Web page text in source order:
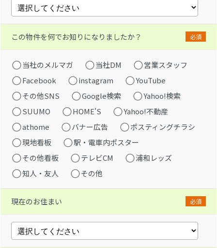
この物件を何でお知りになりましたか？ 必須
当社のメルマガ 当社DM
営業スタッフ
Facebook
instagram
YouTube
その他SNS
Google検索
Yahoo!検索
SUUMO
HOME'S
Yahoo!不動産
athome
バナー広告
ポスティングチラシ
現地看板
駅・電車内ポスター
その他看板
テレビCM
浦和レッズ
知人・友人
その他
現在のお住まい 必須